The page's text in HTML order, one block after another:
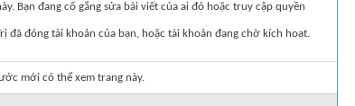
Bạn đang cố gắng sửa bài viết của ai đó hoặc truy cập quyền
đã đóng tài khoản của bạn, hoặc tài khoản đang chờ kích hoạt.
mới có thể xem trang này.